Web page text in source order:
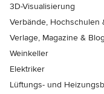
3D-Visualisierung
Verbände, Hochschulen
Verlage, Magazine &
Weinkeller
Elektriker
Lüftungs- und